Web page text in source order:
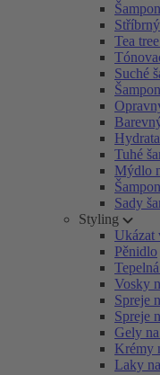
Tea
Suché
Tuhé
Mýdlo
Sady
Styling
Ukázat
Pěnidlo
Vosky
Spreje
Spreje
Gely
Krémy
Laky